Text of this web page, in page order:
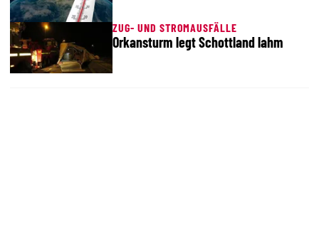
ZUG- UND STROMAUSFÄLLE
Orkansturm legt Schottland lahm